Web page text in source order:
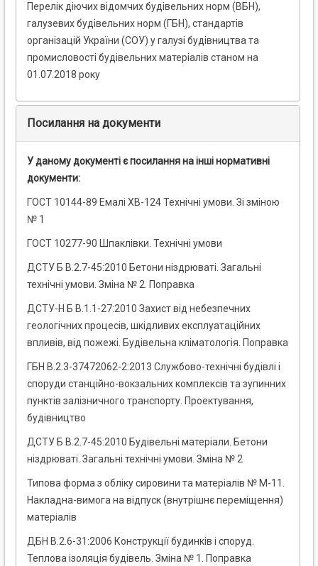
Перелік діючих відомчих будівельних норм (ВБН),
галузевих будівельних норм (ГБН), стандартів
організацій України (СОУ) у галузі будівництва та
промисловості будівельних матеріалів станом на
01.07.2018 року
Посилання на документи
У даному документі є посилання на інші нормативні
документи:
ГОСТ 10144-89 Емалі ХВ-124 Технічні умови. Зі зміною
№ 1
ГОСТ 10277-90 Шпаклівки. Технічні умови
ДСТУ Б В.2.7-45:2010 Бетони ніздрюваті. Загальні
технічні умови. Зміна № 2. Поправка
ДСТУ-Н Б В.1.1-27:2010 Захист від небезпечних
геологічних процесів, шкідливих експлуатаційних
впливів, від пожежі. Будівельна кліматологія. Поправка
ГБН В.2.3-37472062-2:2013 Службово-технічні будівлі і
споруди станційно-вокзальних комплексів та зупинних
пунктів залізничного транспорту. Проектування,
будівництво
ДСТУ Б В.2.7-45:2010 Будівельні матеріали. Бетони
ніздрюваті. Загальні технічні умови. Зміна № 2
Типова форма з обліку сировини та матеріалів № М-11.
Накладна-вимога на відпуск (внутрішнє переміщення)
матеріалів
ДБН В.2.6-31:2006 Конструкції будинків і споруд.
Теплова ізоляція будівель. Зміна № 1. Поправка